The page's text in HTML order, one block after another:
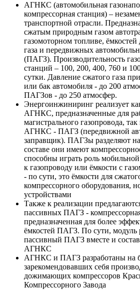
АГНКС (автомобильная
компрессорная станция) –
транспортной отрасли.
сжатым природным газом
газомоторном топливе, ёмкостей
газа и передвижных
(ПАГЗ). Производительность
станций – 100, 200, 400, 760 и
сутки. Давление сжатого газа
или бак автомобиля - до 200
ПАГЗов - до 250 атмосфер.
Энергоинжиниринг реализует
АГНКС, предназначенные для
магистрального газопровода,
АГНКС - ПАГЗ (передвижной
заправщик). ПАГЗы разделяют
составе они имеют
способны играть роль
к газопроводу или ёмкости с
- по сути, это ёмкости для
компрессорного оборудования,
устройствами
Также к реализации
пассивных ПАГЗ -
предназначенная для более
ёмкостей ПАГЗ. По сути, модуль
пассивный ПАГЗ вместе и
АГНКС
АГНКС и ПАГЗ разработаны на
зарекомендовавших себя
дожимающих компрессоров
Компрессорного Завода